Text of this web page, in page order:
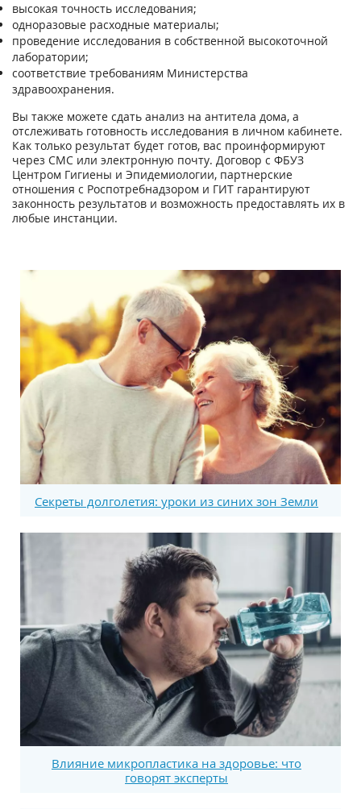
высокая точность исследования;
одноразовые расходные материалы;
проведение исследования в собственной высокоточной
лаборатории;
соответствие требованиям Министерства
здравоохранения.
Вы также можете сдать анализ на антитела дома, а
отслеживать готовность исследования в личном кабинете.
Как только результат будет готов, вас проинформируют
через СМС или электронную почту. Договор с ФБУЗ
Центром Гигиены и Эпидемиологии, партнерские
отношения с Роспотребнадзором и ГИТ гарантируют
законность результатов и возможность предоставлять их в
любые инстанции.
Секреты долголетия: уроки из синих зон Земли
Влияние микропластика на здоровье: что
говорят эксперты